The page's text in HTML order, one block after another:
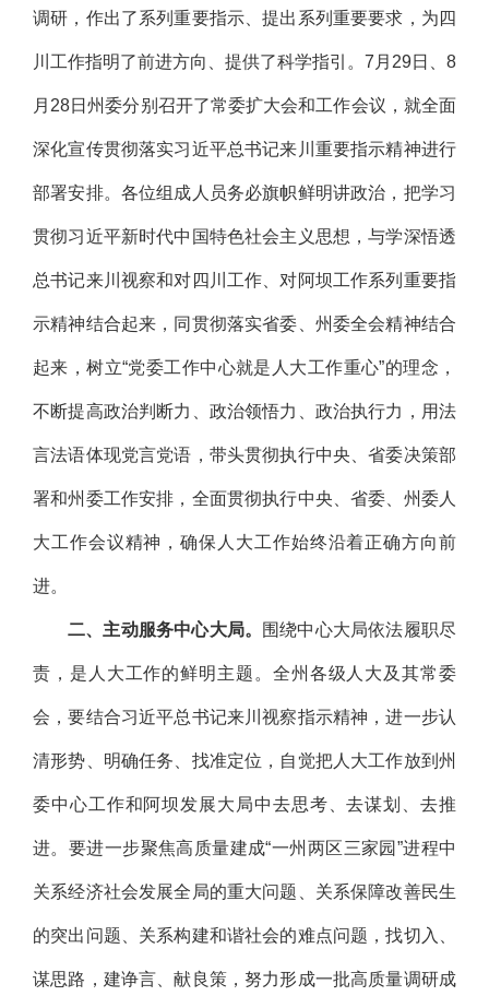
调研，作出了系列重要指示、提出系列重要要求，为四
川工作指明了前进方向、提供了科学指引。7月29日、8
月28日州委分别召开了常委扩大会和工作会议，就全面
深化宣传贯彻落实习近平总书记来川重要指示精神进行
部署安排。各位组成人员务必旗帜鲜明讲政治，把学习
贯彻习近平新时代中国特色社会主义思想，与学深悟透
总书记来川视察和对四川工作、对阿坝工作系列重要指
示精神结合起来，同贯彻落实省委、州委全会精神结合
起来，树立“党委工作中心就是人大工作重心”的理念，
不断提高政治判断力、政治领悟力、政治执行力，用法
言法语体现党言党语，带头贯彻执行中央、省委决策部
署和州委工作安排，全面贯彻执行中央、省委、州委人
大工作会议精神，确保人大工作始终沿着正确方向前
进。
二、主动服务中心大局。 围绕中心大局依法履职尽
责，是人大工作的鲜明主题。全州各级人大及其常委
会，要结合习近平总书记来川视察指示精神，进一步认
清形势、明确任务、找准定位，自觉把人大工作放到州
委中心工作和阿坝发展大局中去思考、去谋划、去推
进。要进一步聚焦高质量建成“一州两区三家园”进程中
关系经济社会发展全局的重大问题、关系保障改善民生
的突出问题、关系构建和谐社会的难点问题，找切入、
谋思路，建诤言、献良策，努力形成一批高质量调研成